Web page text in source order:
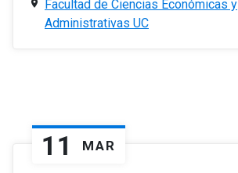
Facultad de Ciencias Económicas y
Administrativas UC
11 MAR